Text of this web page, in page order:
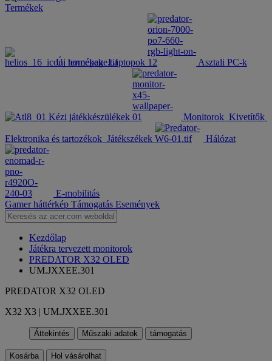
Termékek
Új termékek Laptopok Asztali PC-k
Kézi játékkészülékek Monitorok Kivetítők
Elektronika és tartozékok Játékszékek Hálózat
E-mobilitás
Gamer háttérkép Támogatás Események
Kezdőlap
Játékra tervezett monitorok
PREDATOR X32 OLED
UM.JXXEE.301
PREDATOR X32 OLED
X32 X3 | UM.JXXEE.301
Áttekintés Műszaki adatok támogatás
Kosárba
Hol vásárolhat